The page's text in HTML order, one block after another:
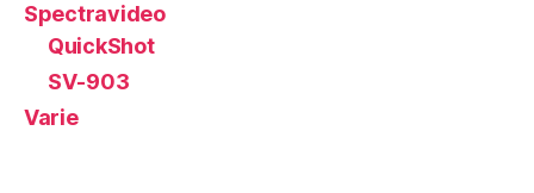
Spectravideo
QuickShot
SV-903
Varie